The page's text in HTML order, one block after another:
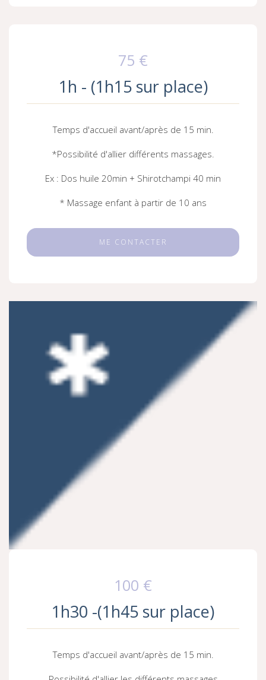
75 €
1h - (1h15 sur place)
Temps d'accueil avant/après de 15 min.
*Possibilité d'allier différents massages.
Ex : Dos huile 20min + Shirotchampi 40 min
* Massage enfant à partir de 10 ans
ME CONTACTER
100 €
1h30 -(1h45 sur place)
Temps d'accueil avant/après de 15 min.